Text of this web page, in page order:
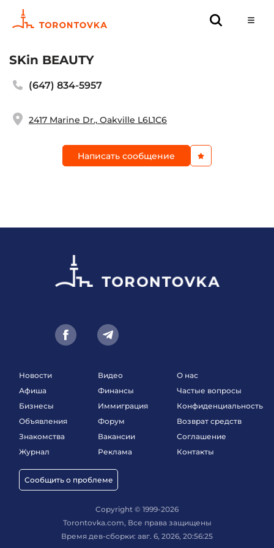
SKin BEAUTY
(647) 834-5957
2417 Marine Dr., Oakville L6L1C6
Написать сообщение
Новости
Афиша
Бизнесы
Объявления
Знакомства
Журнал
Сообщить о проблеме
Видео
Финансы
Иммиграция
Форум
Вакансии
Реклама
О нас
Частые вопросы
Конфиденциальность
Возврат средств
Соглашение
Контакты
Copyright © 1999-2026
Torontovka.com, Все права защищены
Время дев-сборки: авг. 6, 2026, 20:56:25